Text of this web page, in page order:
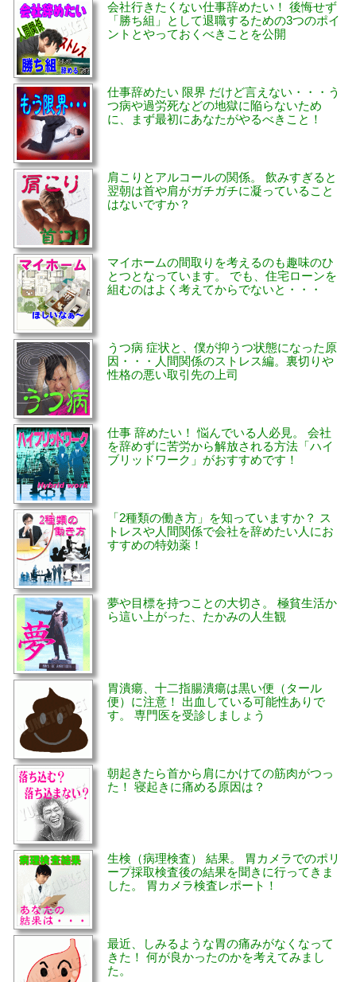
会社行きたくない仕事辞めたい！ 後悔せず
「勝ち組」として退職するための3つのポイ
ントとやっておくべきことを公開
仕事辞めたい 限界 だけど言えない・・・う
つ病や過労死などの地獄に陥らないため
に、まず最初にあなたがやるべきこと！
肩こりとアルコールの関係。 飲みすぎると
翌朝は首や肩がガチガチに凝っていること
はないですか？
マイホームの間取りを考えるのも趣味のひ
とつとなっています。 でも、住宅ローンを
組むのはよく考えてからでないと・・・
うつ病 症状と、僕が抑うつ状態になった原
因・・・人間関係のストレス編。裏切りや
性格の悪い取引先の上司
仕事 辞めたい！ 悩んでいる人必見。 会社
を辞めずに苦労から解放される方法「ハイ
ブリッドワーク」がおすすめです！
「2種類の働き方」を知っていますか？ ス
トレスや人間関係で会社を辞めたい人にお
すすめの特効薬！
夢や目標を持つことの大切さ。 極貧生活か
ら這い上がった、たかみの人生観
胃潰瘍、十二指腸潰瘍は黒い便（タール
便）に注意！ 出血している可能性ありで
す。 専門医を受診しましょう
朝起きたら首から肩にかけての筋肉がつっ
た！ 寝起きに痛める原因は？
生検（病理検査） 結果。 胃カメラでのポリ
ープ採取検査後の結果を聞きに行ってきま
した。 胃カメラ検査レポート！
最近、しみるような胃の痛みがなくなって
きた！ 何が良かったのかを考えてみまし
た。